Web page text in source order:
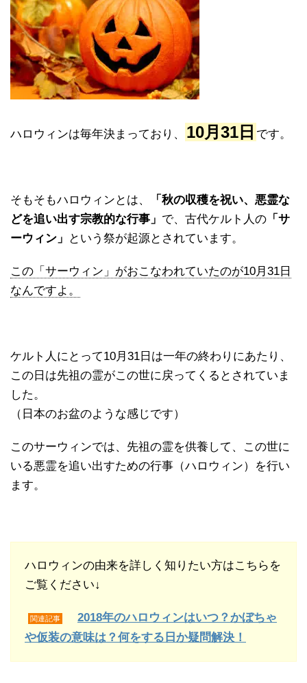
ハロウィンは毎年決まっており、 10月31日 です。
そもそもハロウィンとは、
「秋の収穫を祝い、悪霊な
どを追い出す宗教的な行事」 で、古代ケルト人の 「サ
ーウィン」
という祭が起源とされています。
この「サーウィン」がおこなわれていたのが10月31日
なんですよ。
ケルト人にとって10月31日は一年の終わりにあたり、
この日は先祖の霊がこの世に戻ってくるとされていま
した。
（日本のお盆のような感じです）
このサーウィンでは、先祖の霊を供養して、この世に
いる悪霊を追い出すための行事（ハロウィン）を行い
ます。
ハロウィンの由来を詳しく知りたい方はこちらを
ご覧ください↓
関連記事
2018年のハロウィンはいつ？かぼちゃ
や仮装の意味は？何をする日か疑問解決！